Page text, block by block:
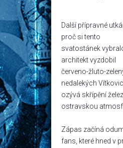
Další přípravné
proč si tento
svatostánek
architekt vyzdobil
červeno-žluto-
nedalekých Vítkovic
ozývá skřípění
ostravskou
Zápas začíná
fans, které hned v